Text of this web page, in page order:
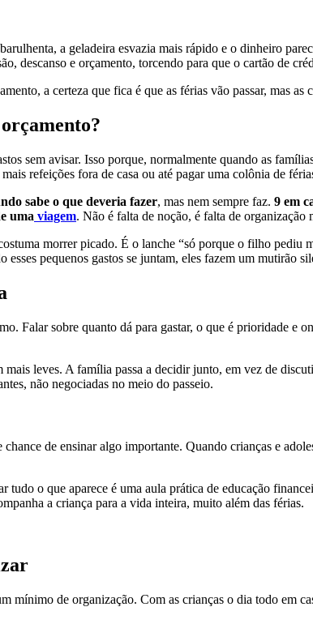
a geladeira esvazia mais rápido e o dinheiro
descanso e orçamento, torcendo para que o cartão de
a certeza que fica é que as férias vão passar, mas as
sem avisar. Isso porque, normalmente quando as
refeições fora de casa ou até pagar uma colônia de
sabe o que deveria fazer, mas nem sempre faz. 9 em
uma viagem. Não é falta de noção, é falta de organização
morrer picado. É o lanche “só porque o filho pediu
esses pequenos gastos se juntam, eles fazem um mutirão
Falar sobre quanto dá para gastar, o que é prioridade e
leves. A família passa a decidir junto, em vez de
não negociadas no meio do passeio.
de ensinar algo importante. Quando crianças e
tudo o que aparece é uma aula prática de educação
a criança para a vida inteira, muito além das férias.
mínimo de organização. Com as crianças o dia todo em